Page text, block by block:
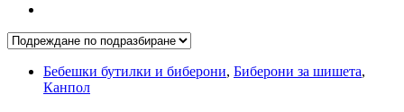
Бебешки бутилки и биберони, Биберони за шишета,
Канпол